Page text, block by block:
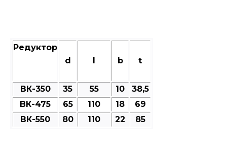
Редуктор
d
l b t
ВК-350 35 55 10
38,5
ВК-475
65 110 18
69
ВК-550
80 110 22 85